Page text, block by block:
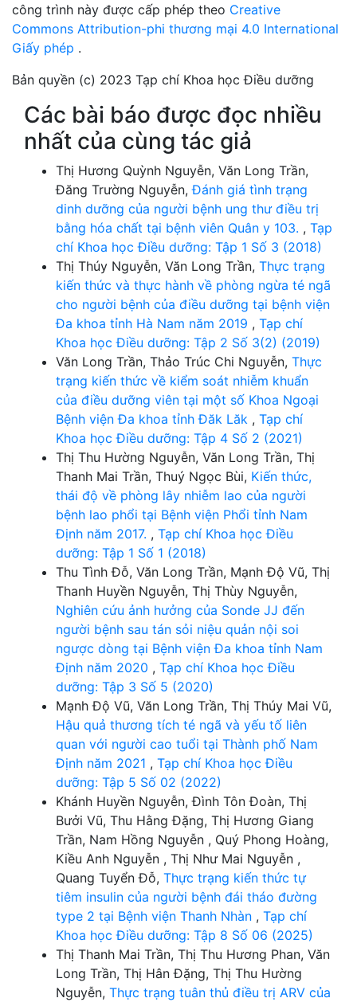
công trình này được cấp phép theo Creative
Commons Attribution-phi thương mại 4.0 International
Giấy phép .
Bản quyền (c) 2023 Tạp chí Khoa học Điều dưỡng
Các bài báo được đọc nhiều
nhất của cùng tác giả
Thị Hương Quỳnh Nguyễn, Văn Long Trần,
Đăng Trường Nguyễn,Đánh giá tình trạng
dinh dưỡng của người bệnh ung thư điều trị
bằng hóa chất tại bệnh viên Quân y 103. , Tạp
chí Khoa học Điều dưỡng: Tập 1 Số 3 (2018)
Thị Thúy Nguyễn, Văn Long Trần, Thực trạng
kiến thức và thực hành về phòng ngừa té ngã
cho người bệnh của điều dưỡng tại bệnh viện
Đa khoa tỉnh Hà Nam năm 2019 , Tạp chí
Khoa học Điều dưỡng: Tập 2 Số 3(2) (2019)
Văn Long Trần, Thảo Trúc Chi Nguyễn, Thực
trạng kiến thức về kiểm soát nhiễm khuẩn
của điều dưỡng viên tại một số Khoa Ngoại
Bệnh viện Đa khoa tỉnh Đăk Lăk , Tạp chí
Khoa học Điều dưỡng: Tập 4 Số 2 (2021)
Thị Thu Hường Nguyễn, Văn Long Trần, Thị
Thanh Mai Trần, Thuý Ngọc Bùi, Kiến thức,
thái độ về phòng lây nhiễm lao của người
bệnh lao phổi tại Bệnh viện Phổi tỉnh Nam
Định năm 2017. , Tạp chí Khoa học Điều
dưỡng: Tập 1 Số 1 (2018)
Thu Tình Đỗ, Văn Long Trần, Mạnh Độ Vũ, Thị
Thanh Huyền Nguyễn, Thị Thùy Nguyễn,
Nghiên cứu ảnh hưởng của Sonde JJ đến
người bệnh sau tán sỏi niệu quản nội soi
ngược dòng tại Bệnh viện Đa khoa tỉnh Nam
Định năm 2020 , Tạp chí Khoa học Điều
dưỡng: Tập 3 Số 5 (2020)
Mạnh Độ Vũ, Văn Long Trần, Thị Thúy Mai Vũ,
Hậu quả thương tích té ngã và yếu tố liên
quan với người cao tuổi tại Thành phố Nam
Định năm 2021 , Tạp chí Khoa học Điều
dưỡng: Tập 5 Số 02 (2022)
Khánh Huyền Nguyễn, Đình Tôn Đoàn, Thị
Bưởi Vũ, Thu Hằng Đặng, Thị Hương Giang
Trần, Nam Hồng Nguyễn , Quý Phong Hoàng,
Kiều Anh Nguyễn , Thị Như Mai Nguyễn ,
Quang Tuyển Đỗ, Thực trạng kiến thức tự
tiêm insulin của người bệnh đái tháo đường
type 2 tại Bệnh viện Thanh Nhàn , Tạp chí
Khoa học Điều dưỡng: Tập 8 Số 06 (2025)
Thị Thanh Mai Trần, Thị Thu Hương Phan, Văn
Long Trần, Thị Hân Đặng, Thị Thu Hường
Nguyễn, Thực trạng tuân thủ điều trị ARV của